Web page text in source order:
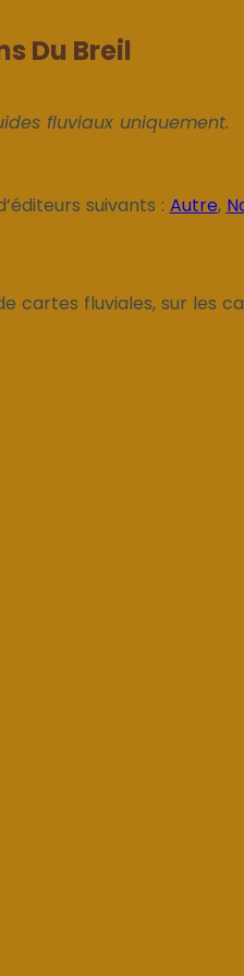
Du Breil
fluviaux uniquement.
suivants : Autre,
cartes fluviales, sur les